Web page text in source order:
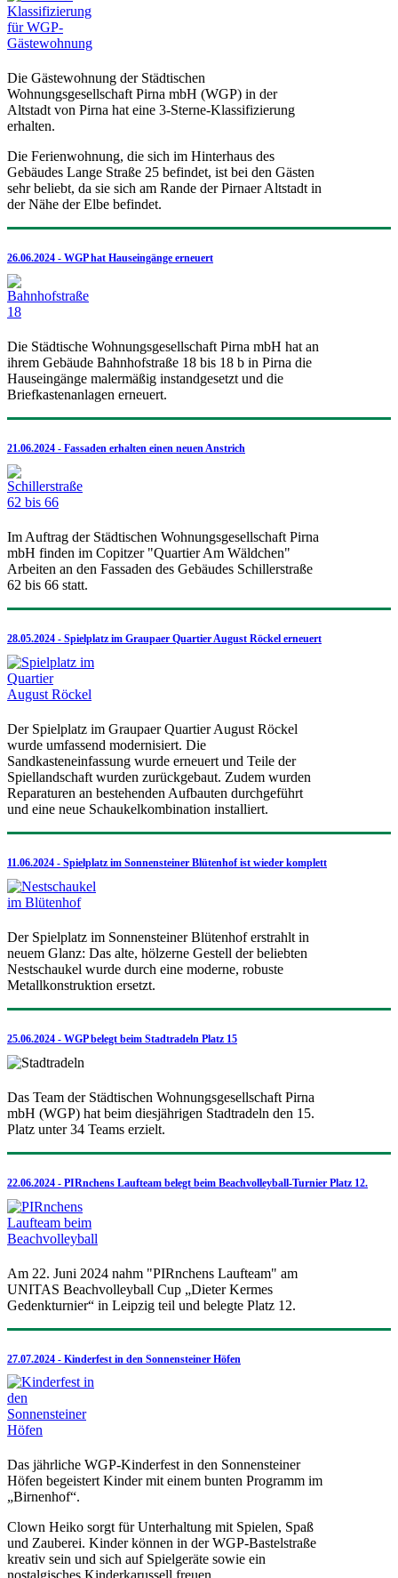
Die Gästewohnung der Städtischen
Wohnungsgesellschaft Pirna mbH (WGP) in der
Altstadt von Pirna hat eine 3-Sterne-Klassifizierung
erhalten.
Die Ferienwohnung, die sich im Hinterhaus des
Gebäudes Lange Straße 25 befindet, ist bei den Gästen
sehr beliebt, da sie sich am Rande der Pirnaer Altstadt in
der Nähe der Elbe befindet.
26.06.2024 - WGP hat Hauseingänge erneuert
Die Städtische Wohnungsgesellschaft Pirna mbH hat an
ihrem Gebäude Bahnhofstraße 18 bis 18 b in Pirna die
Hauseingänge malermäßig instandgesetzt und die
Briefkastenanlagen erneuert.
21.06.2024 - Fassaden erhalten einen neuen Anstrich
Im Auftrag der Städtischen Wohnungsgesellschaft Pirna
mbH finden im Copitzer "Quartier Am Wäldchen"
Arbeiten an den Fassaden des Gebäudes Schillerstraße
62 bis 66 statt.
28.05.2024 - Spielplatz im Graupaer Quartier August Röckel erneuert
Der Spielplatz im Graupaer Quartier August Röckel
wurde umfassend modernisiert. Die
Sandkasteneinfassung wurde erneuert und Teile der
Spiellandschaft wurden zurückgebaut. Zudem wurden
Reparaturen an bestehenden Aufbauten durchgeführt
und eine neue Schaukelkombination installiert.
11.06.2024 - Spielplatz im Sonnensteiner Blütenhof ist wieder komplett
Der Spielplatz im Sonnensteiner Blütenhof erstrahlt in
neuem Glanz: Das alte, hölzerne Gestell der beliebten
Nestschaukel wurde durch eine moderne, robuste
Metallkonstruktion ersetzt.
25.06.2024 - WGP belegt beim Stadtradeln Platz 15
Das Team der Städtischen Wohnungsgesellschaft Pirna
mbH (WGP) hat beim diesjährigen Stadtradeln den 15.
Platz unter 34 Teams erzielt.
22.06.2024 - PIRnchens Laufteam belegt beim Beachvolleyball-Turnier Platz 12.
Am 22. Juni 2024 nahm "PIRnchens Laufteam" am
UNITAS Beachvolleyball Cup „Dieter Kermes
Gedenkturnier“ in Leipzig teil und belegte Platz 12.
27.07.2024 - Kinderfest in den Sonnensteiner Höfen
Das jährliche WGP-Kinderfest in den Sonnensteiner
Höfen begeistert Kinder mit einem bunten Programm im
„Birnenhof“.
Clown Heiko sorgt für Unterhaltung mit Spielen, Spaß
und Zauberei. Kinder können in der WGP-Bastelstraße
kreativ sein und sich auf Spielgeräte sowie ein